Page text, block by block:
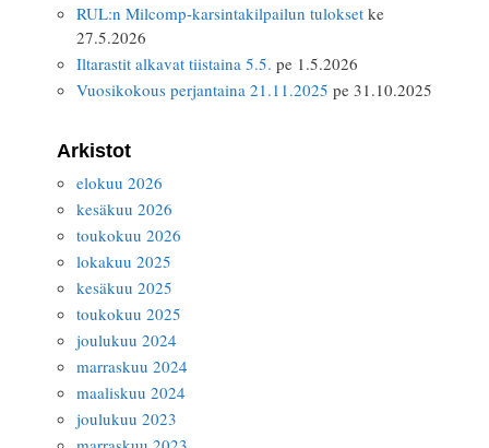
RUL:n Milcomp-karsintakilpailun tulokset ke
27.5.2026
Iltarastit alkavat tiistaina 5.5. pe 1.5.2026
Vuosikokous perjantaina 21.11.2025 pe 31.10.2025
Arkistot
elokuu 2026
kesäkuu 2026
toukokuu 2026
lokakuu 2025
kesäkuu 2025
toukokuu 2025
joulukuu 2024
marraskuu 2024
maaliskuu 2024
joulukuu 2023